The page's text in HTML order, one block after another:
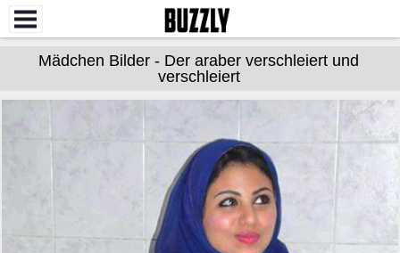
Mädchen Bilder - Der araber verschleiert und
verschleiert